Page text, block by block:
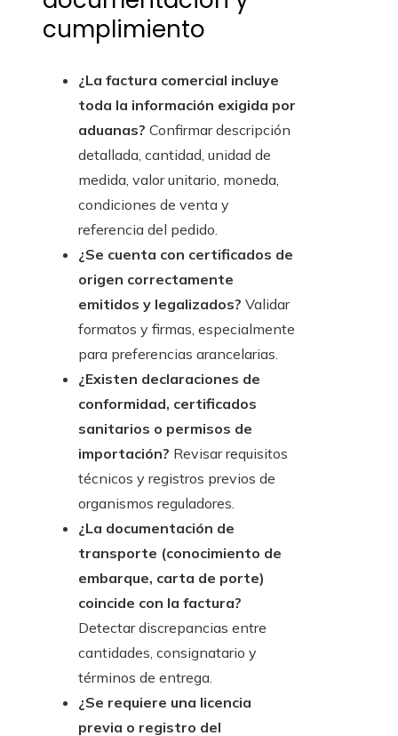
cumplimiento
¿La factura comercial incluye
toda la información exigida por
aduanas? Confirmar descripción
detallada, cantidad, unidad de
medida, valor unitario, moneda,
condiciones de venta y
referencia del pedido.
¿Se cuenta con certificados de
origen correctamente
emitidos y legalizados? Validar
formatos y firmas, especialmente
para preferencias arancelarias.
¿Existen declaraciones de
conformidad, certificados
sanitarios o permisos de
importación? Revisar requisitos
técnicos y registros previos de
organismos reguladores.
¿La documentación de
transporte (conocimiento de
embarque, carta de porte)
coincide con la factura?
Detectar discrepancias entre
cantidades, consignatario y
términos de entrega.
¿Se requiere una licencia
previa o registro del